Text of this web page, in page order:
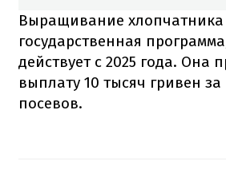
Выращивание
государственная
действует с 2025 года. Она
выплату 10 тысяч гривен
посевов.